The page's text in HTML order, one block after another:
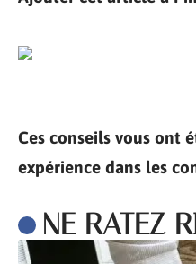
Ces conseils vous ont
expérience dans les
NE RATEZ